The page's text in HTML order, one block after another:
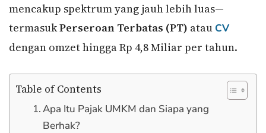
mencakup spektrum yang jauh lebih luas—
termasukPerseroan Terbatas (PT) atau CV
dengan omzet hingga Rp 4,8 Miliar per tahun.
Table of Contents
Apa Itu Pajak UMKM dan Siapa yang
Berhak?